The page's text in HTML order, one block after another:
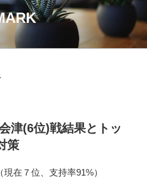
津(6位)戦結果とトッ
策
７位、支持率91%）